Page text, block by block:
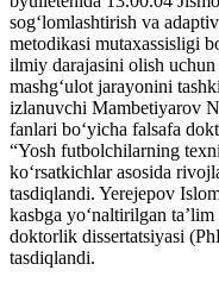
sog‘lomlashtirish va
metodikasi mutaxassisligi
ilmiy darajasini olish
mashg‘ulot jarayonini
izlanuvchi Mambetiyarov
fanlari bo‘yicha falsafa
“Yosh futbolchilarning
ko‘rsatkichlar asosida
tasdiqlandi. Yerejepov
kasbga yo‘naltirilgan
doktorlik dissertatsiyasi
tasdiqlandi.